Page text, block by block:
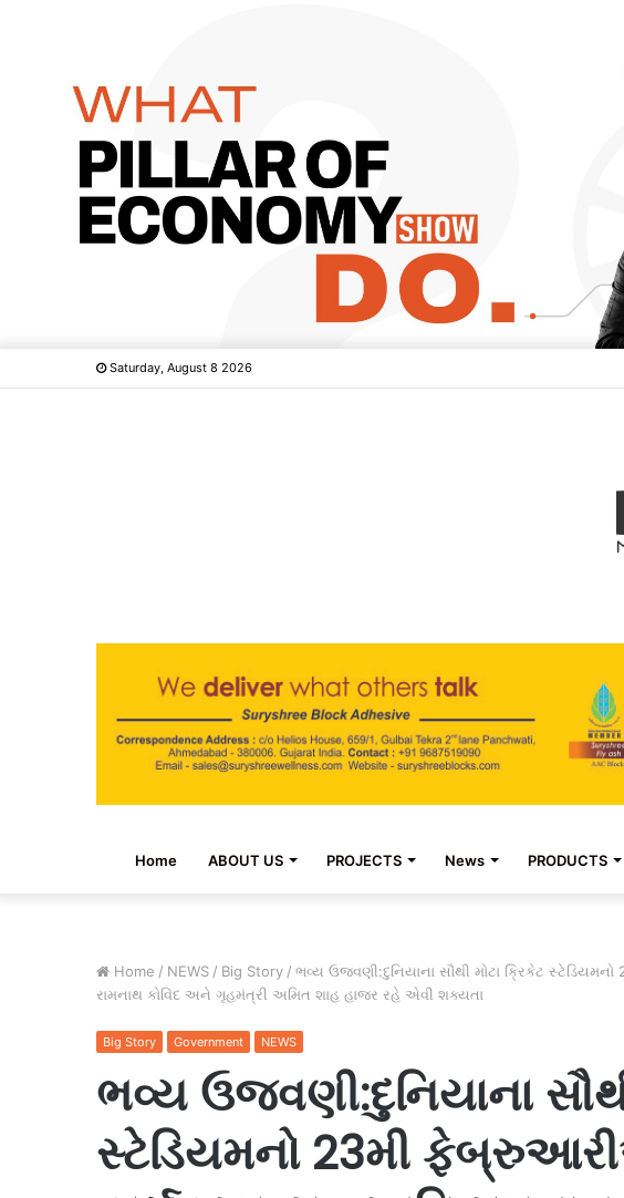
Saturday, August 8 2026
Home ABOUT US PROJECTS News PRODUCTS
Home / NEWS / Big Story / ભવ્ય ઉજવણી:દુનિયાના સૌથી મોટા ક્રિકેટ
રામનાથ કોવિંદ અને ગૃહમંત્રી અમિત શાહ હાજર રહે એવી શક્યતા
Big Story Government NEWS
ભવ્ય ઉજવણી:દુનિયાના
સ્ટેડિયમનો 23મી